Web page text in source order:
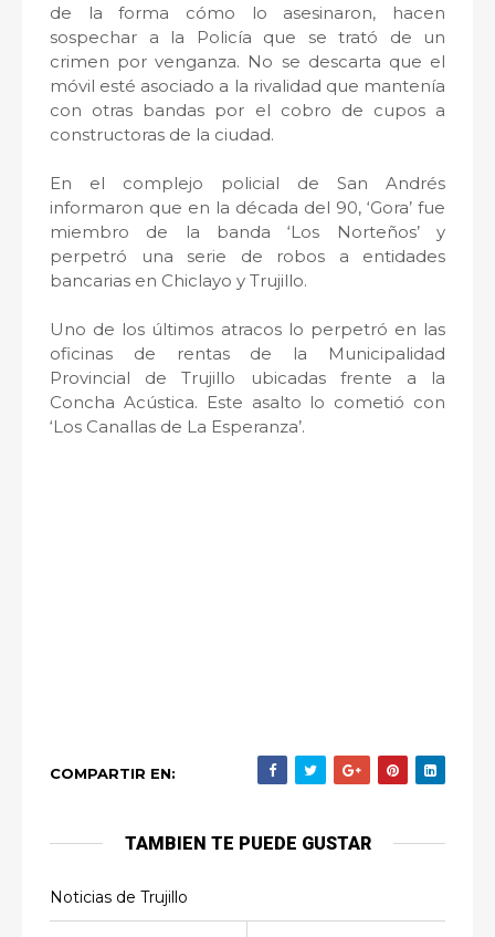
de la forma cómo lo asesinaron, hacen
sospechar a la Policía que se trató de un
crimen por venganza. No se descarta que el
móvil esté asociado a la rivalidad que mantenía
con otras bandas por el cobro de cupos a
constructoras de la ciudad.
En el complejo policial de San Andrés
informaron que en la década del 90, ‘Gora’ fue
miembro de la banda ‘Los Norteños’ y
perpetró una serie de robos a entidades
bancarias en Chiclayo y Trujillo.
Uno de los últimos atracos lo perpetró en las
oficinas de rentas de la Municipalidad
Provincial de Trujillo ubicadas frente a la
Concha Acústica. Este asalto lo cometió con
‘Los Canallas de La Esperanza’.
COMPARTIR EN:
TAMBIEN TE PUEDE GUSTAR
Noticias de Trujillo